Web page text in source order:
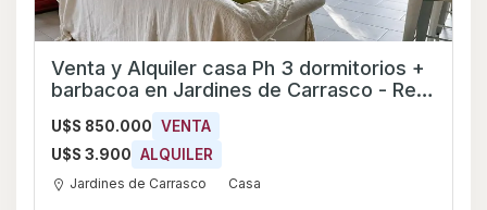
Venta y Alquiler casa Ph 3 dormitorios +
barbacoa en Jardines de Carrasco - Ref
U$S 850.000 VENTA
U$S 3.900 ALQUILER
Jardines de Carrasco Casa